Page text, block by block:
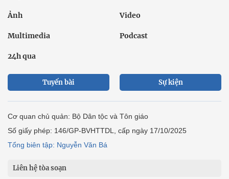
Ảnh Video
Multimedia Podcast
24h qua
Tuyến bài Sự kiện
Cơ quan chủ quản: Bộ Dân tộc và Tôn giáo
Số giấy phép: 146/GP-BVHTTDL, cấp ngày 17/10/2025
Tổng biên tập: Nguyễn Văn Bá
Liên hệ tòa soạn